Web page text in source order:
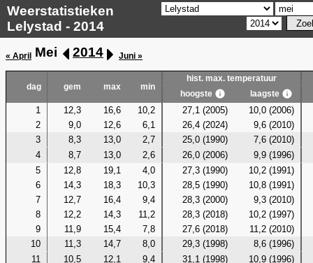
Weerstatistieken
Lelystad - 2014
« April Mei 2014 Juni »
dag gem max min
hist. max. temperatuur
hoogste
laagste
1 12,3 16,6 10,2 27,1 (2005)
10,0 (2006)
2
9,0 12,6 6,1 26,4 (2024)
9,6 (2010)
3
8,3 13,0 2,7 25,0 (1990)
7,6 (2010)
4
8,7 13,0 2,6 26,0 (2006)
9,9 (1996)
5
12,8 19,1 4,0 27,3 (1990)
10,2 (1991)
6
14,3 18,3 10,3 28,5 (1990)
10,8 (1991)
7
12,7 16,4 9,4 28,3 (2000)
9,3 (2010)
8
12,2 14,3 11,2 28,3 (2018)
10,2 (1997)
9
11,9 15,4 7,8 27,6 (2018)
11,2 (2010)
10
11,3 14,7 8,0 29,3 (1998)
8,6 (1996)
11
10,5 12,1 9,4 31,1 (1998)
10,9 (1996)